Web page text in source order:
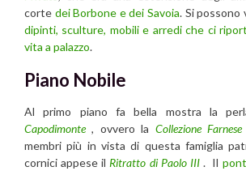
corte dei Borbone e dei Savoia. Si
dipinti, sculture, mobili e arredi che ci
vita a palazzo.
Piano Nobile
Al primo piano fa bella mostra la
Capodimonte, ovvero la Collezione Farnese
membri più in vista di questa famiglia
cornici appese ilRitratto di Paolo III. Il